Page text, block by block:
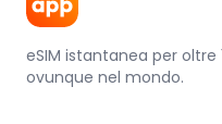
eSIM istantanea per oltre
ovunque nel mondo.